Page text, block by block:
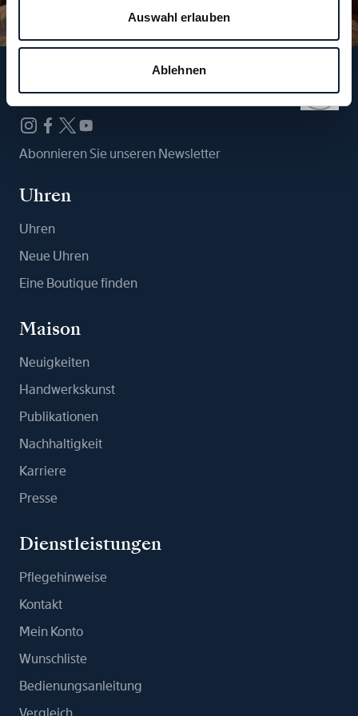
Auswahl erlauben
Ablehnen
Folgen Sie uns
Abonnieren Sie unseren Newsletter
Uhren
Uhren
Neue Uhren
Eine Boutique finden
Maison
Neuigkeiten
Handwerkskunst
Publikationen
Nachhaltigkeit
Karriere
Presse
Dienstleistungen
Pflegehinweise
Kontakt
Mein Konto
Wunschliste
Bedienungsanleitung